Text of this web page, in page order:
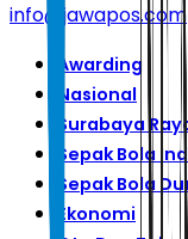
info@jawapos.com
Awarding
Nasional
Surabaya
Sepak Bola
Sepak Bola
Ekonomi